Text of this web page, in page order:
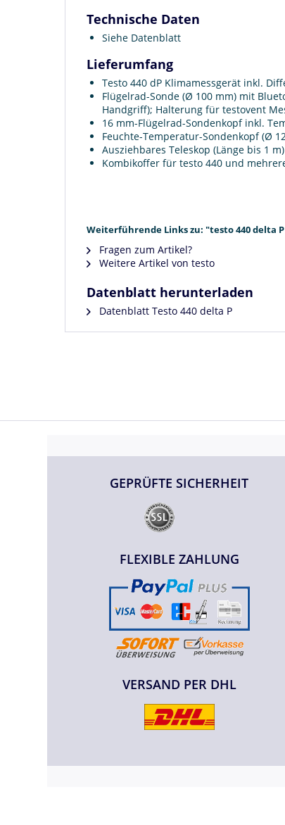
Technische Daten
Siehe Datenblatt
Lieferumfang
Testo 440 dP Klimamessgerät inkl.
Flügelrad-Sonde (Ø 100 mm) mit
Handgriff); Halterung für testovent
16 mm-Flügelrad-Sondenkopf inkl.
Feuchte-Temperatur-Sondenkopf (Ø
Ausziehbares Teleskop (Länge bis 1
Kombikoffer für testo 440 und
Weiterführende Links zu: "testo 440 delta
Fragen zum Artikel?
Weitere Artikel von testo
Datenblatt herunterladen
Datenblatt Testo 440 delta P
GEPRÜFTE SICHERHEIT
FLEXIBLE ZAHLUNG
VERSAND PER DHL